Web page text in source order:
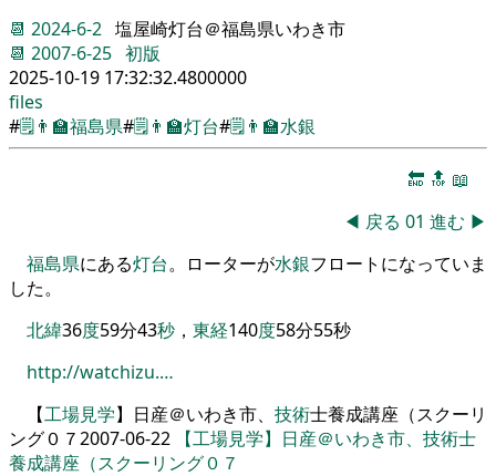
📆 2024-6-2 塩屋崎灯台＠福島県いわき市
📆 2007-6-25 初版
2025-10-19 17:32:32.4800000
files
#🗒️👨‍🏫福島県#🗒️👨‍🏫灯台#🗒️👨‍🏫水銀
🔚 🔝 📖
◀ 戻る 01 進む ▶
福島県にある灯台。 ローターが水銀フロート になっていま
した。
北緯36度59分43秒 ， 東経140度58分55秒
http://watchizu.…
【工場見学】 日産＠いわき市、 技術士養成講座（スクーリ
ング０７2007-06-22
【工場見学】日産＠いわき市、技術士
養成講座（スクーリング０７